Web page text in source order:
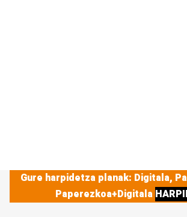
Gure harpidetza planak: Digitala,
Paperezkoa+Digitala